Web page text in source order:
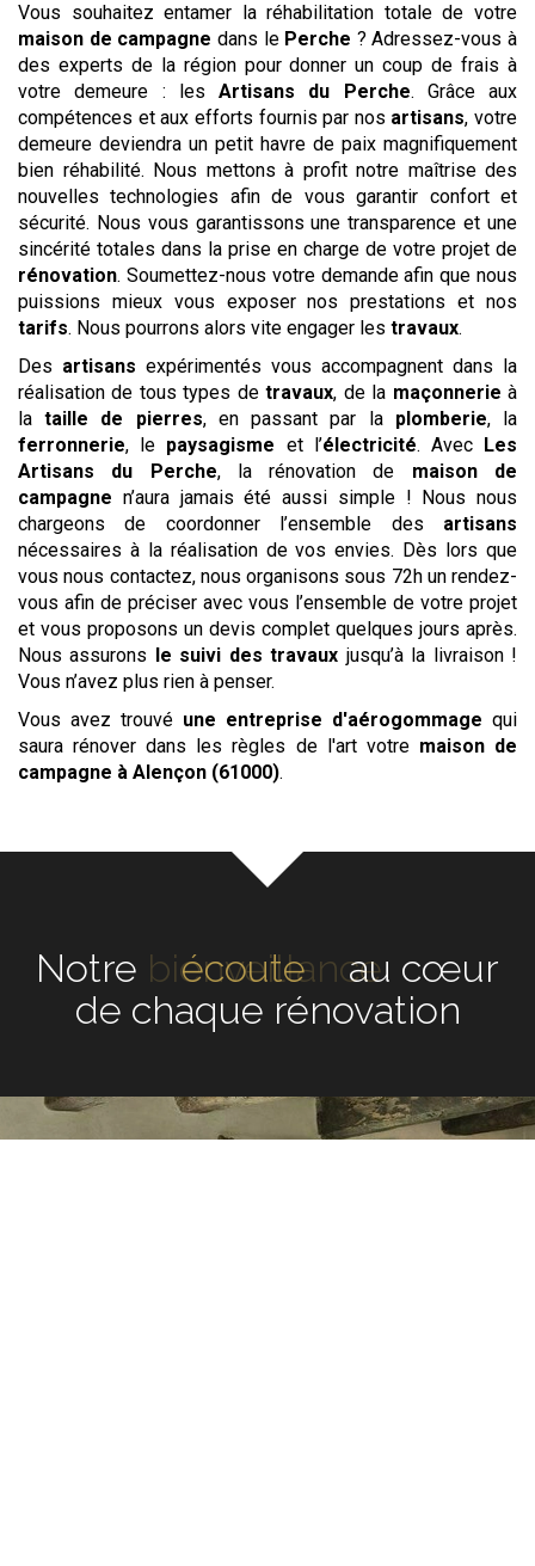
Vous souhaitez entamer la réhabilitation totale de votre
maison de campagne dans le Perche ? Adressez-vous à
des experts de la région pour donner un coup de frais à
votre demeure : les Artisans du Perche. Grâce aux
compétences et aux efforts fournis par nos artisans, votre
demeure deviendra un petit havre de paix magnifiquement
bien réhabilité. Nous mettons à profit notre maîtrise des
nouvelles technologies afin de vous garantir confort et
sécurité. Nous vous garantissons une transparence et une
sincérité totales dans la prise en charge de votre projet de
rénovation. Soumettez-nous votre demande afin que nous
puissions mieux vous exposer nos prestations et nos
tarifs. Nous pourrons alors vite engager les travaux.
Des artisans expérimentés vous accompagnent dans la
réalisation de tous types detravaux, de la maçonnerie à
lataille de pierres, en passant par la plomberie, la
ferronnerie, le paysagisme et l’électricité. Avec Les
Artisans du Perche, la rénovation de maison de
campagne n’aura jamais été aussi simple ! Nous nous
chargeons de coordonner l’ensemble des artisans
nécessaires à la réalisation de vos envies. Dès lors que
vous nous contactez, nous organisons sous 72h un rendez-
vous afin de préciser avec vous l’ensemble de votre projet
et vous proposons un devis complet quelques jours après.
Nous assurons le suivi des travaux jusqu’à la livraison !
Vous n’avez plus rien à penser.
Vous avez trouvé une entreprise d'aérogommage qui
saura rénover dans les règles de l'art votre maison de
campagne à Alençon (61000).
Notreécouteau cœur de
chaque rénovation